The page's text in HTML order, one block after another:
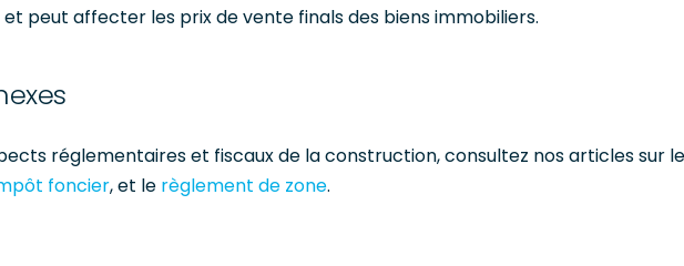
peut affecter les prix de vente finals des biens immobiliers.
réglementaires et fiscaux de la construction, consultez nos articles sur le
foncier, et le règlement de zone.